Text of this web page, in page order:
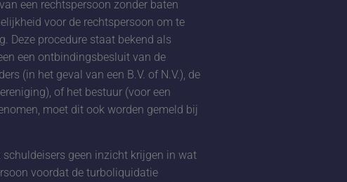
een rechtspersoon zonder baten
voor de rechtspersoon om te
Deze procedure staat bekend als
een ontbindingsbesluit van de
(in het geval van een B.V. of N.V.), de
of het bestuur (voor een
moet dit ook worden gemeld bij
geen inzicht krijgen in wat
voordat de turboliquidatie